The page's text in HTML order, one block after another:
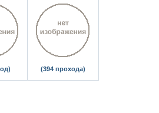
(394 прохода)